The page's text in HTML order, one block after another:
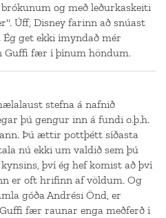
og með leðurkaskeiti
Úff, Disney farinn að snúast
get ekki ímyndað mér
Guffi fær í þínum höndum.
stefna á nafnið
þú gengur inn á fundi o.þ.h.
Þú ættir pottþétt síðasta
nú ekki um valdið sem þú
því ég hef komist að því
er oft hrifinn af völdum. Og
góða Andrési Önd, er
fær raunar enga meðferð í